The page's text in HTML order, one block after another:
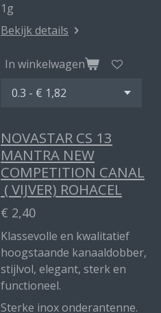
1g
Bekijk details
In winkelwagen
NOVASTAR CS 13
MANTRA NEW
COMPETITION CANAL
( VIJVER) ROHACEL
€ 2,40
Klassevolle en kwalitatief
hoogstaande kanaaldobber,
stijlvol, elegant, sterk en
functioneel.
Sterke inox onderantenne.